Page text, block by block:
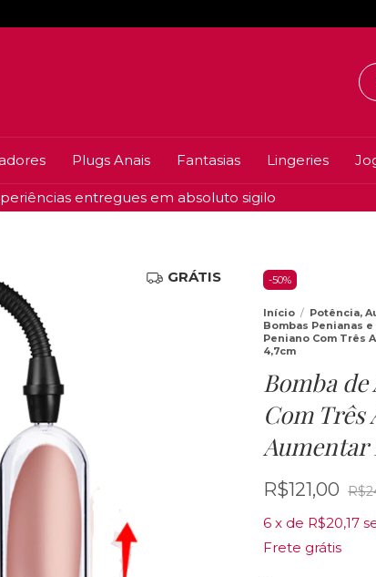
entregues em absoluto sigilo
Plugs Anais Fantasias Lingeries
GRÁTIS -50%
Início / Potência,
Bombas Penianas
Peniano Com Três
4,7cm
Bomba
Com Três
Aumentar
R$121,00
6 x de R$20,17
Frete grátis